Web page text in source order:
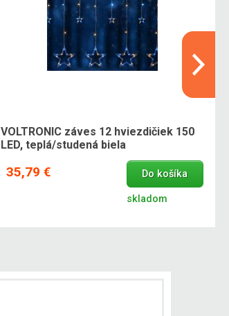
VOLTRONIC záves 12 hviezdičiek 150
LED, teplá/studená biela
35,79 € Do košíka
skladom